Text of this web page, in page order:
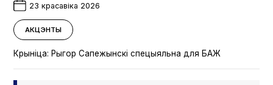
23 красавіка 2026
АКЦЭНТЫ
Крыніца: Рыгор Сапежынскі спецыяльна для БАЖ